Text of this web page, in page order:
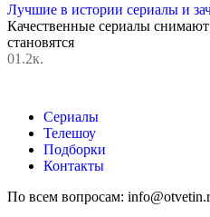
Лучшие в истории сериалы и
Качественные сериалы
становятся
01.2к.
Сериалы
Телешоу
Подборки
Контакты
По всем вопросам: